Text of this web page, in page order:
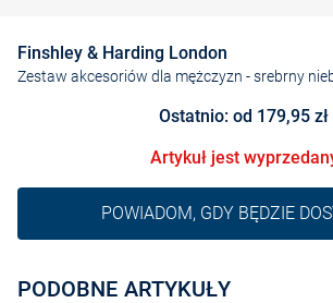
Finshley & Harding London
Zestaw akcesoriów dla mężczyzn - srebrny
Ostatnio: od 179,95 zł
Artykuł jest
POWIADOM, GDY BĘDZIE
PODOBNE ARTYKUŁY